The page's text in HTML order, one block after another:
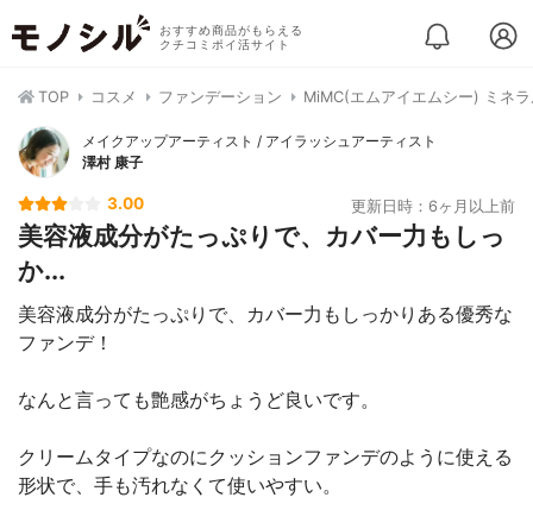
おすすめ商品がもらえる
クチコミポイ活サイト
TOP コスメ ファンデーション MiMC(エムアイエムシー) ミネ
メイクアップアーティスト / アイラッシュアーティスト
澤村 康子
3.00 更新日時：6ヶ月以上前
美容液成分がたっぷりで、カバー力もしっ
か...
美容液成分がたっぷりで、カバー力もしっかりある優秀な
ファンデ！
なんと言っても艶感がちょうど良いです。
クリームタイプなのにクッションファンデのように使える
形状で、手も汚れなくて使いやすい。